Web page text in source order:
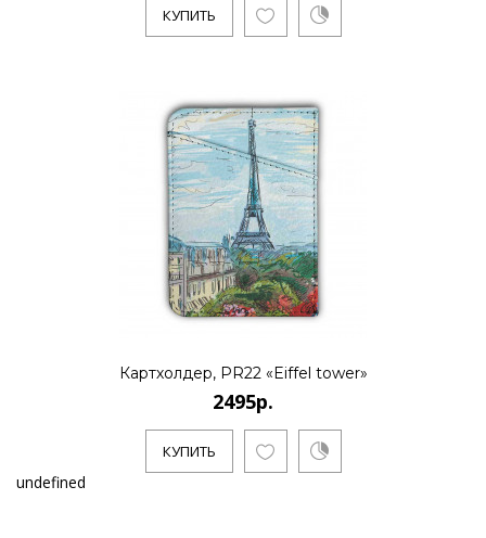
КУПИТЬ
Картхолдер, PR22 «Eiffel tower»
2495р.
КУПИТЬ
undefined